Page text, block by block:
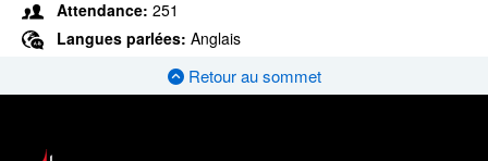
Attendance: 251
Langues parlées: Anglais
Retour au sommet